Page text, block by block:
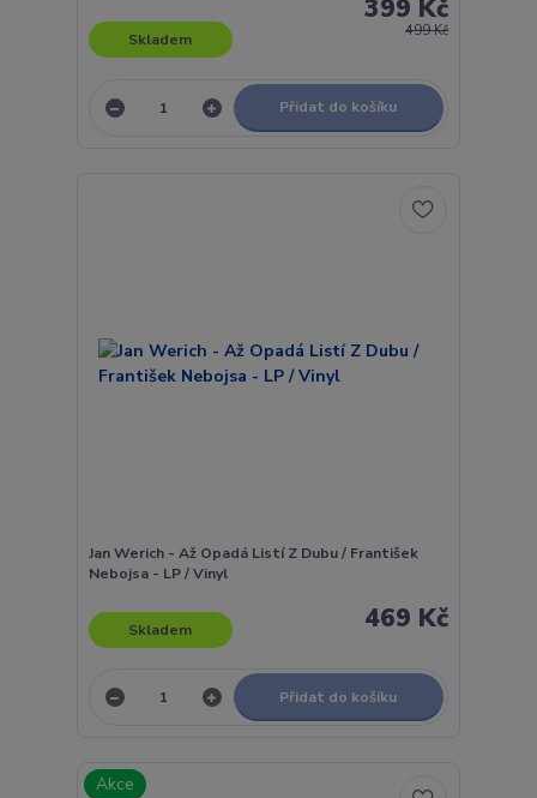
499 Kč
399 Kč
Skladem
Přidat do košíku
Jan Werich - Až Opadá Listí Z Dubu / František
Nebojsa - LP / Vinyl
469 Kč
Skladem
Přidat do košíku
Akce